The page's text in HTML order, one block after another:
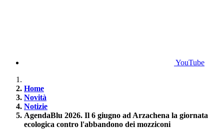
YouTube
Home
Novità
Notizie
AgendaBlu 2026. Il 6 giugno ad Arzachena la giornata
ecologica contro l'abbandono dei mozziconi